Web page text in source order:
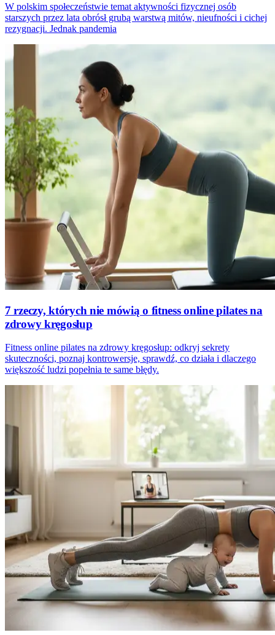
W polskim społeczeństwie temat aktywności fizycznej osób
starszych przez lata obrósł grubą warstwą mitów, nieufności i cichej
rezygnacji. Jednak pandemia
7 rzeczy, których nie mówią o fitness online pilates na
zdrowy kręgosłup
Fitness online pilates na zdrowy kręgosłup: odkryj sekrety
skuteczności, poznaj kontrowersje, sprawdź, co działa i dlaczego
większość ludzi popełnia te same błędy.